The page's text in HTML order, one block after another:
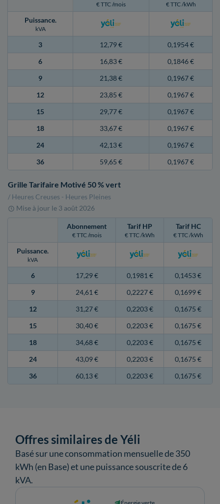
€ TTC /mois € TTC /kWh
Puissance.
kVA
3 12,79 €
0,1954 €
6
16,83 €
0,1846 €
9
21,38 €
0,1967 €
12
23,85 €
0,1967 €
15
29,77 €
0,1967 €
18
33,67 €
0,1967 €
24
42,13 €
0,1967 €
36
59,65 € 0,1967 €
Grille Tarifaire Motivé 50 % vert
/ Heures Creuses - Heures Pleines
Mise à jour le 3 août 2026
Abonnement
€ TTC /mois
Tarif HP
€ TTC /kWh
Tarif HC
€ TTC /kWh
Puissance.
kVA
6 17,29 € 0,1981 €
0,1453 €
9
24,61 € 0,2227 €
0,1699 €
12
31,27 € 0,2203 €
0,1675 €
15
30,40 € 0,2203 €
0,1675 €
18
34,68 € 0,2203 €
0,1675 €
24
43,09 € 0,2203 €
0,1675 €
36
60,13 € 0,2203 € 0,1675 €
Offres similaires de Yéli
Basé sur une consommation mensuelle de 350
kWh (en Base) et une puissance souscrite de 6
kVA.